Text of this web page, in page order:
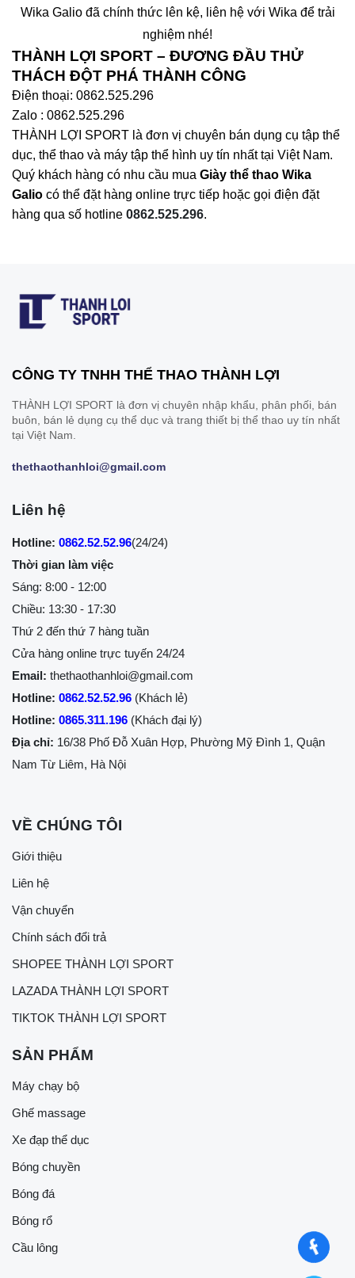
Wika Galio đã chính thức lên kệ, liên hệ với Wika để trải
nghiệm nhé!
THÀNH LỢI SPORT – ĐƯƠNG ĐẦU THỬ
THÁCH ĐỘT PHÁ THÀNH CÔNG
Điện thoại: 0862.525.296
Zalo : 0862.525.296
THÀNH LỢI SPORT là đơn vị chuyên bán dụng cụ tập thể
dục, thể thao và máy tập thể hình uy tín nhất tại Việt Nam.
Quý khách hàng có nhu cầu mua Giày thể thao Wika
Galio có thể đặt hàng online trực tiếp hoặc gọi điện đặt
hàng qua số hotline 0862.525.296.
CÔNG TY TNHH THỂ THAO THÀNH LỢI
THÀNH LỢI SPORT là đơn vị chuyên nhập khẩu, phân phối, bán
buôn, bán lẻ dụng cụ thể dục và trang thiết bị thể thao uy tín nhất
tại Việt Nam.
thethaothanhloi@gmail.com
Liên hệ
Hotline: 0862.52.52.96(24/24)
Thời gian làm việc
Sáng: 8:00 - 12:00
Chiều: 13:30 - 17:30
Thứ 2 đến thứ 7 hàng tuần
Cửa hàng online trực tuyến 24/24
Email: thethaothanhloi@gmail.com
Hotline: 0862.52.52.96 (Khách lẻ)
Hotline: 0865.311.196 (Khách đại lý)
Địa chỉ: 16/38 Phố Đỗ Xuân Hợp, Phường Mỹ Đình 1, Quận
Nam Từ Liêm, Hà Nội
VỀ CHÚNG TÔI
Giới thiệu
Liên hệ
Vận chuyển
Chính sách đổi trả
SHOPEE THÀNH LỢI SPORT
LAZADA THÀNH LỢI SPORT
TIKTOK THÀNH LỢI SPORT
SẢN PHẨM
Máy chạy bộ
Ghế massage
Xe đạp thể dục
Bóng chuyền
Bóng đá
Bóng rổ
Cầu lông